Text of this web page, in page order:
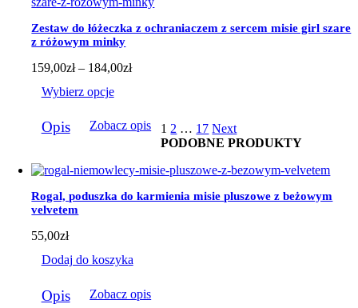
można
wybrać
na
stronie
produktu
Zestaw do łóżeczka z ochraniaczem z sercem misie girl szare
z różowym minky
159,00zł – 184,00złZakres
do
184,00zł
Wybierz opcje
produkt
wariantów.
można
wybrać
na
stronie
produktu
Opis Zobacz opis 1 2 … 17 Next
PODOBNE PRODUKTY
Rogal, poduszka do karmienia misie pluszowe z beżowym
velvetem
55,00zł
Dodaj do koszyka
Opis Zobacz opis